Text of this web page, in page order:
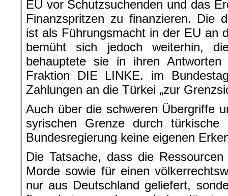
Zahlungen an die Türkei „zur
Auch über die schweren Übergriffe
syrischen Grenze durch türkische
Bundesregierung keine eigenen
Die Tatsache, dass die
Morde sowie für einen
nur aus Deutschland geliefert,
finanziert worden sind, lässt
Bundesregierung und der EU mit
einem neuen Licht erscheinen.
Erdoğan in